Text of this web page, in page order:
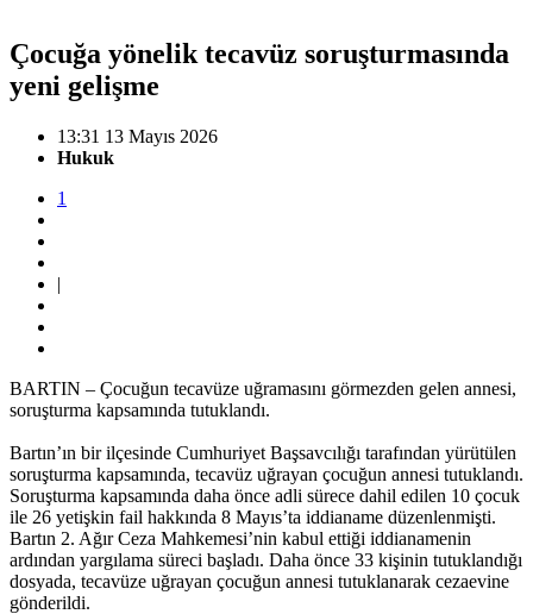
Çocuğa yönelik tecavüz soruşturmasında
yeni gelişme
13:31 13 Mayıs 2026
Hukuk
1
|
BARTIN – Çocuğun tecavüze uğramasını görmezden gelen annesi,
soruşturma kapsamında tutuklandı.
Bartın’ın bir ilçesinde Cumhuriyet Başsavcılığı tarafından yürütülen
soruşturma kapsamında, tecavüz uğrayan çocuğun annesi tutuklandı.
Soruşturma kapsamında daha önce adli sürece dahil edilen 10 çocuk
ile 26 yetişkin fail hakkında 8 Mayıs’ta iddianame düzenlenmişti.
Bartın 2. Ağır Ceza Mahkemesi’nin kabul ettiği iddianamenin
ardından yargılama süreci başladı. Daha önce 33 kişinin tutuklandığı
dosyada, tecavüze uğrayan çocuğun annesi tutuklanarak cezaevine
gönderildi.